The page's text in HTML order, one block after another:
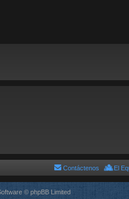
El
Contáctenos
© phpBB Limited